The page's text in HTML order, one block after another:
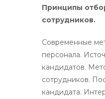
Принципы
сотрудников.
Современные
персонала.
кандидатов.
сотрудников.
кандидата.